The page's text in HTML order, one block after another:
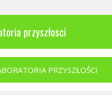
przyszłosci
PRZYSZŁOŚCI